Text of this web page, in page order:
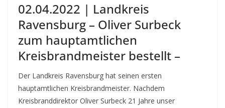
02.04.2022 | Landkreis
Ravensburg – Oliver Surbeck
zum hauptamtlichen
Kreisbrandmeister bestellt –
Der Landkreis Ravensburg hat seinen ersten
hauptamtlichen Kreisbrandmeister. Nachdem
Kreisbranddirektor Oliver Surbeck 21 Jahre unser